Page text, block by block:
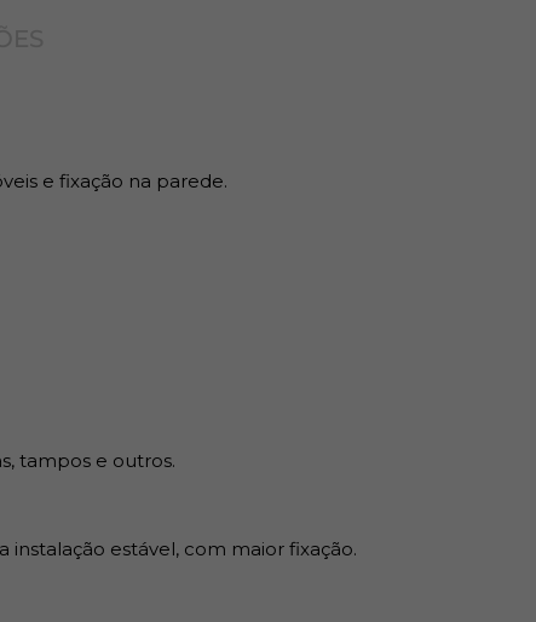
e fixação na parede.
tampos e outros.
estável, com maior fixação.